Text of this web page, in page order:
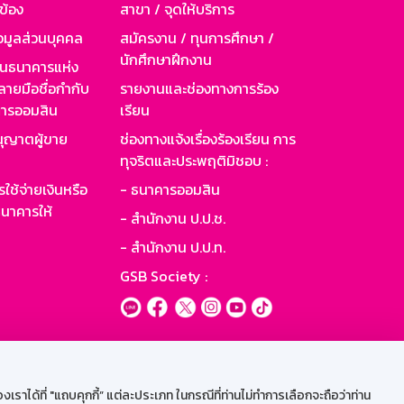
ได้ที่ "แถบคุกกี้” แต่ละประเภท ในกรณีที่ท่านไม่ทำการเลือกจะถือว่าท่าน
อง
มูลส่วนบุคคล
นาคารแห่ง
ายมือชื่อกำกับ
รออมสิน
ญาตผู้ขาย
ช้จ่ายเงินหรือ
คารให้
สาขา / จุดให้บริการ
สมัครงาน / ทุนการศึกษา /
นักศึกษาฝึกงาน
รายงานและช่องทางการร้อง
เรียน
ช่องทางแจ้งเรื่องร้องเรียน การ
ทุจริตและประพฤติมิชอบ :
- ธนาคารออมสิน
- สำนักงาน ป.ป.ช.
- สำนักงาน ป.ป.ท.
GSB Society :